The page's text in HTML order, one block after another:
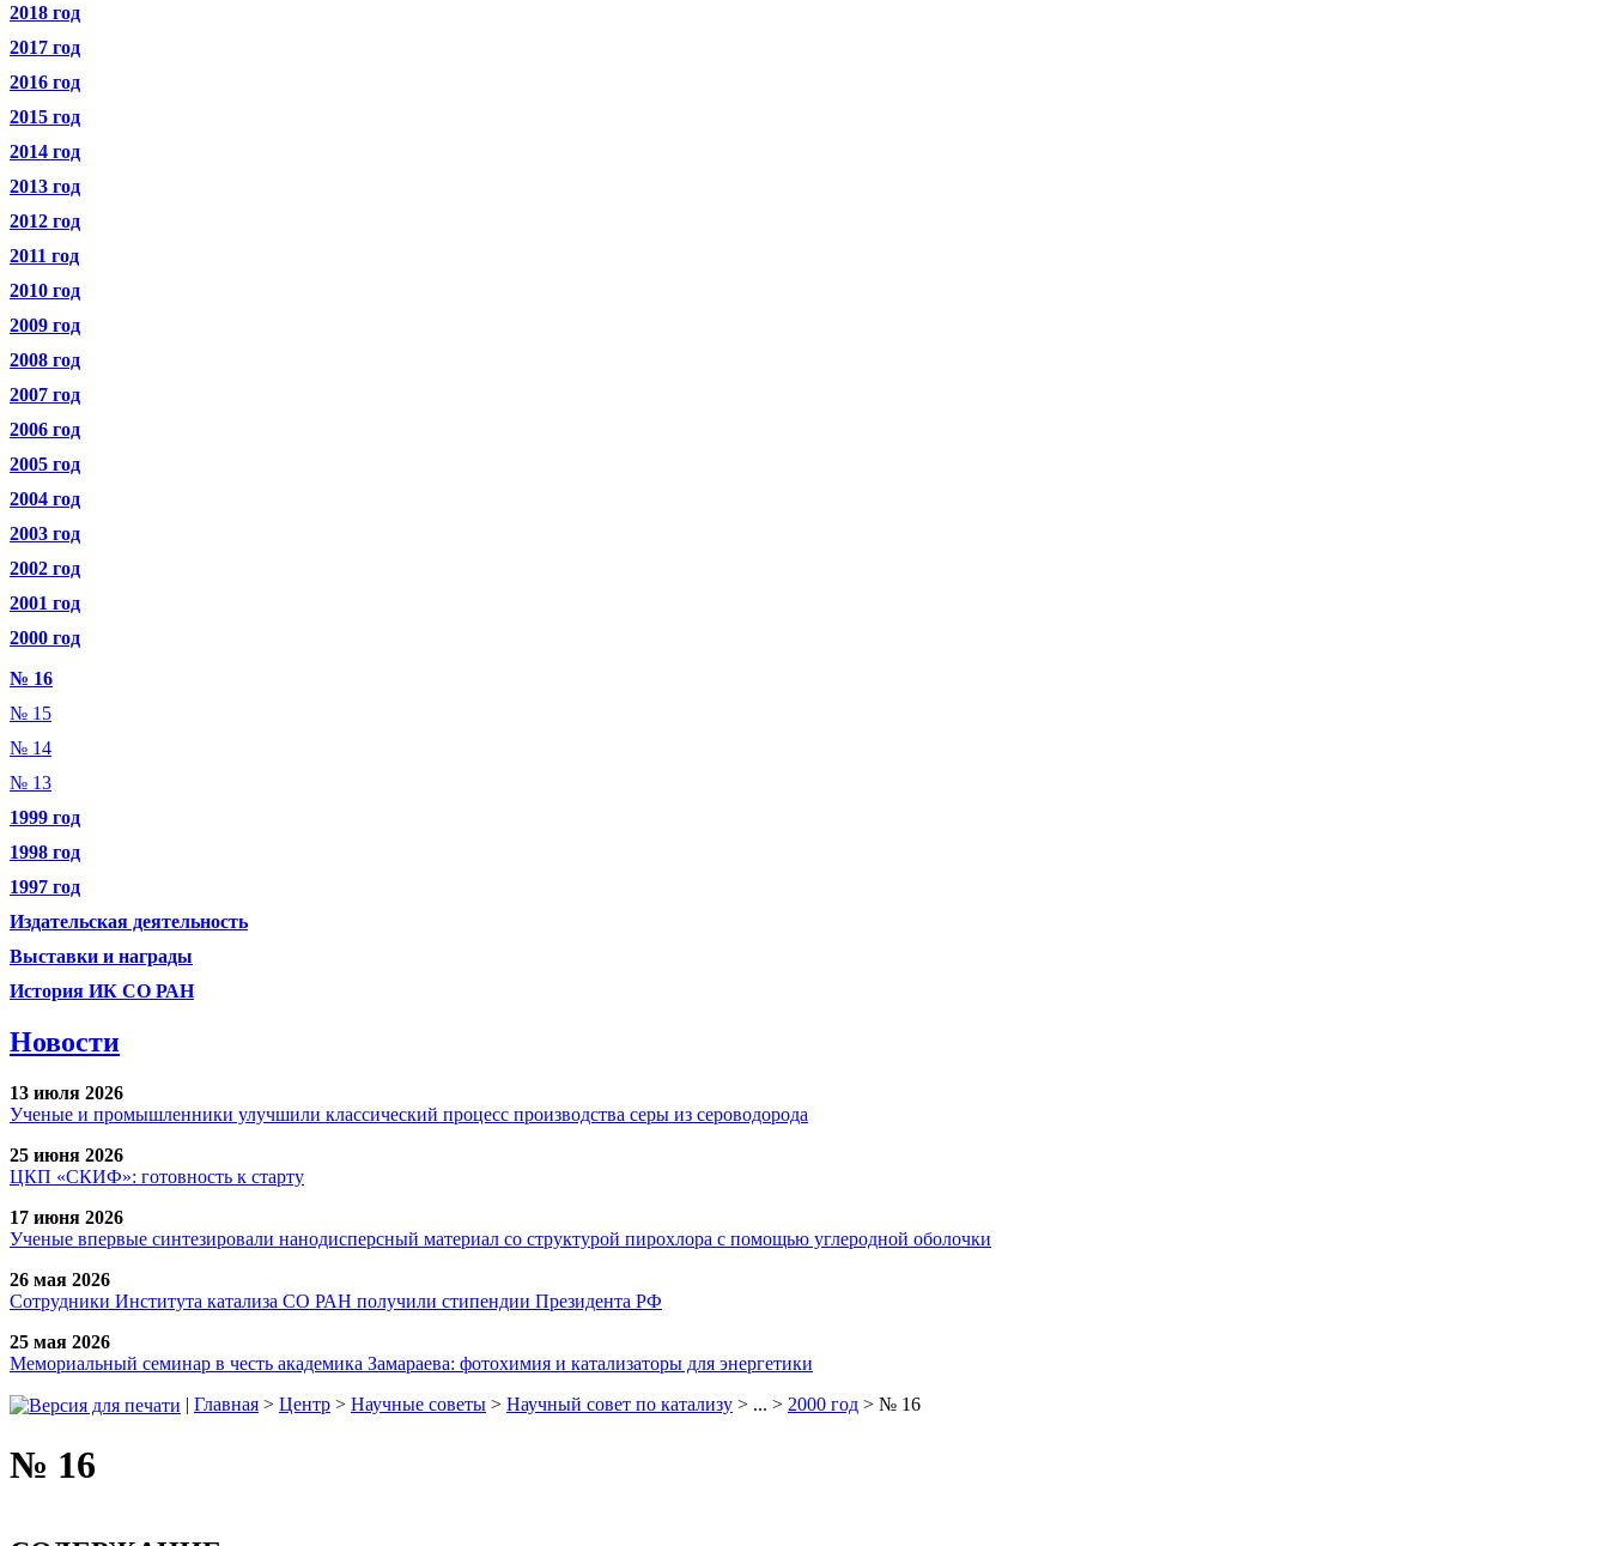
2018 год
2017 год
2016 год
2015 год
2014 год
2013 год
2012 год
2011 год
2010 год
2009 год
2008 год
2007 год
2006 год
2005 год
2004 год
2003 год
2002 год
2001 год
2000 год
№ 16
№ 15
№ 14
№ 13
1999 год
1998 год
1997 год
Издательская деятельность
Выставки и награды
История ИК СО РАН
Новости
13 июля 2026
Ученые и промышленники улучшили классический процесс производства серы из сероводорода
25 июня 2026
ЦКП «СКИФ»: готовность к старту
17 июня 2026
Ученые впервые синтезировали нанодисперсный материал со структурой пирохлора с помощью углеродной оболочки
26 мая 2026
Сотрудники Института катализа СО РАН получили стипендии Президента РФ
25 мая 2026
Мемориальный семинар в честь академика Замараева: фотохимия и катализаторы для энергетики
| Главная > Центр > Научные советы > Научный совет по катализу > ... > 2000 год > № 16
№ 16